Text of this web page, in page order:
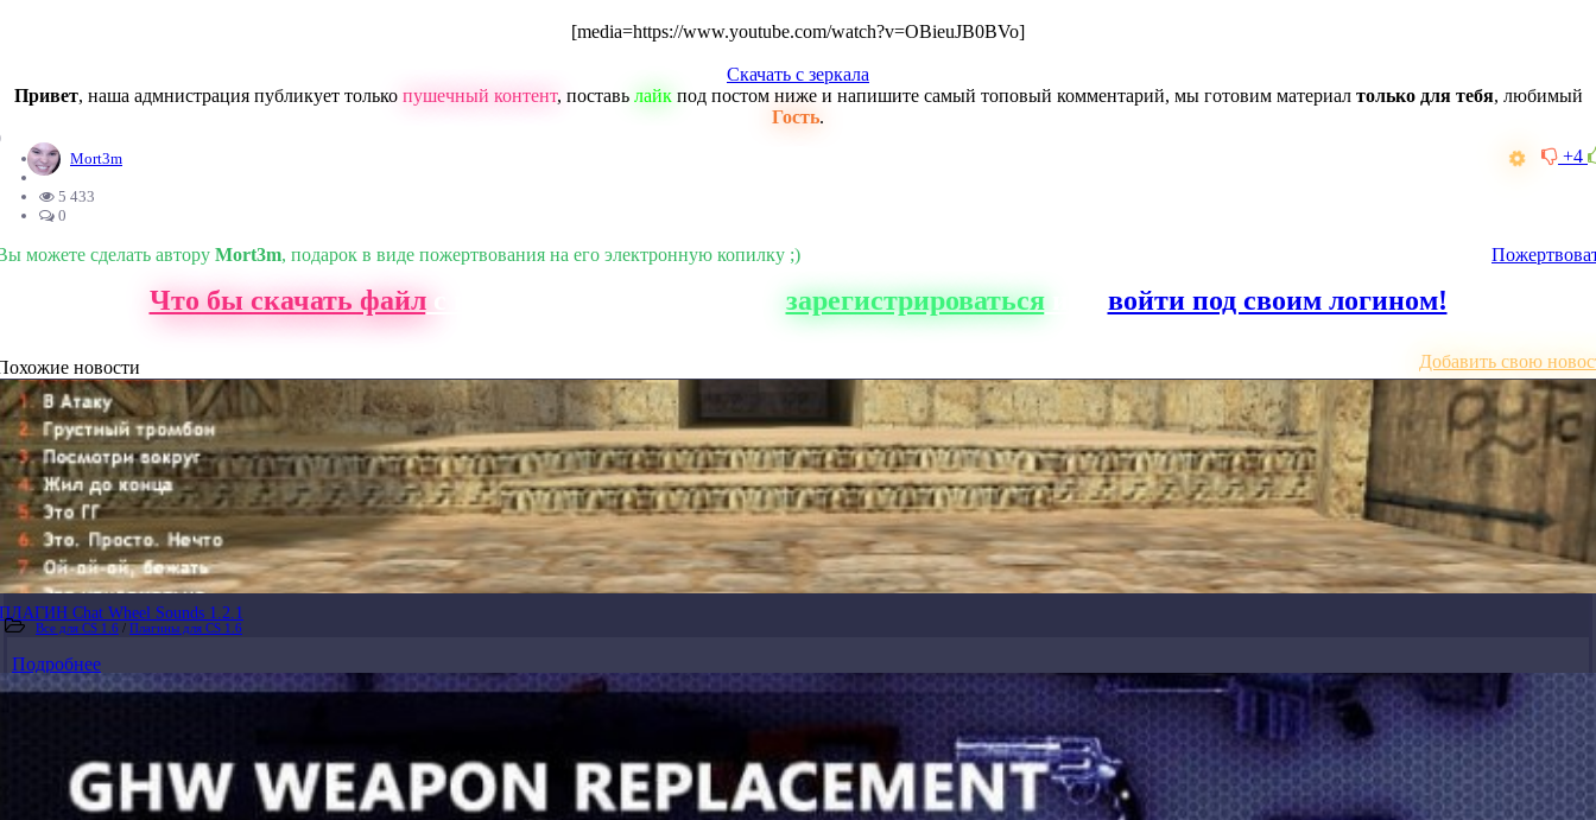
[media=https://www.youtube.com/watch?v=OBieuJB0BVo]
Скачать с зеркала
Привет, наша адмнистрация публикует только пушечный контент, поставь лайкпод постом ниже и напишите самый топовый комментарий, мы готовим материал только для тебя, любимый
Гость.
+4
Mort3m
5 433
0
можете сделать автору Mort3m, подарок в виде пожертвования на его электронную копилку ;)
Что бы скачать файлс нашего сайта, вам нужно зарегистрироватьсяили войти под своим логином!
новости Добавить свою
ПЛАГИН Chat Wheel Sounds 1.2.1
Все для CS 1.6 / Плагины для CS 1.6
Подробнее